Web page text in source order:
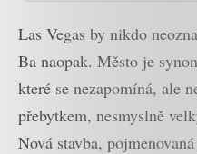
Las Vegas by nikdo
Ba naopak. Město je
které se nezapomíná, ale
přebytkem, nesmyslně
Nová stavba,